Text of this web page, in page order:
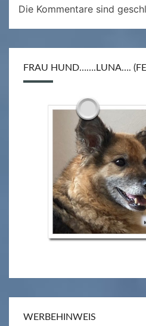
Die Kommentare sind
FRAU HUND…….LUNA….
WERBEHINWEIS